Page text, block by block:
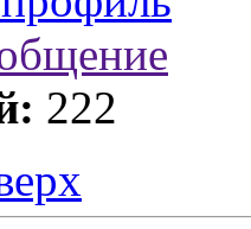
222